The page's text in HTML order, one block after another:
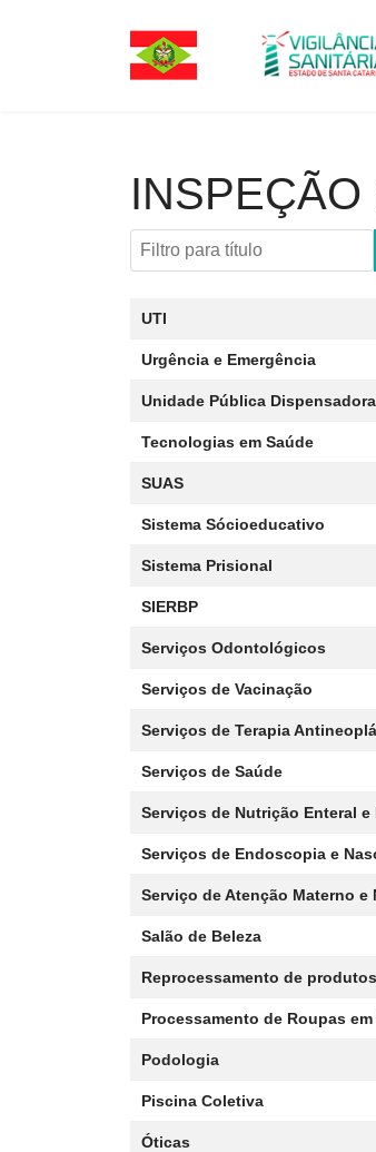
Filtro para título
Title
UTI
Urgência e Emergência
Unidade Pública
Tecnologias em Saúde
SUAS
Sistema Sócioeducativo
Sistema Prisional
SIERBP
Serviços Odontológicos
Serviços de Vacinação
Serviços de Terapia
Serviços de Saúde
Serviços de Nutrição Enteral e
Serviços de Endoscopia e
Serviço de Atenção Materno e
Salão de Beleza
Reprocessamento de produtos
Processamento de Roupas
Podologia
Piscina Coletiva
Óticas